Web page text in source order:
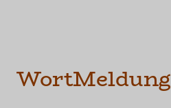
WortMeldung